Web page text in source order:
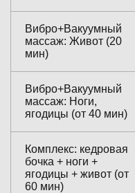
Вибро+Вакуумный
массаж: Живот (20
мин)
Вибро+Вакуумный
массаж: Ноги,
ягодицы (от 40 мин)
Комплекс: кедровая
бочка + ноги +
ягодицы + живот (от
60 мин)